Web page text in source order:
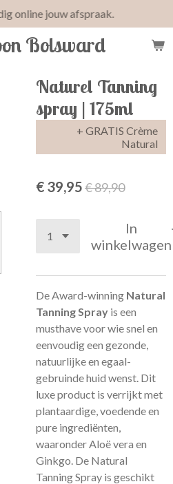
Bolsward
online jouw afspraak.
Naturel Tanning
spray | 175ml
+ GRATIS Crème
Natural
€ 39,95€ 89,90
In
winkelwagen
De Award-winning Natural
Tanning Spray is een
musthave voor wie snel en
eenvoudig een gezonde,
natuurlijke en egaal-
gebruinde huid wenst. Dit
luxe product is verrijkt met
plantaardige, voedende en
pure ingrediënten,
waaronder Aloë vera en
Ginkgo. De Natural
Tanning Spray is geschikt